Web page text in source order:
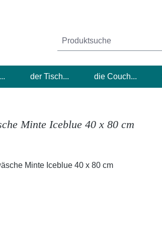
der Tisch... die Couch...
Minte Iceblue 40 x 80 cm